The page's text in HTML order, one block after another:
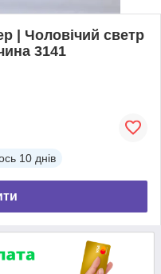
| Чоловічий светр
3141
10 днів